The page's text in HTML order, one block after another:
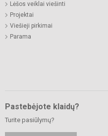
Lėšos veiklai viešinti
Projektai
Viešieji pirkimai
Parama
Pastebėjote klaidų?
Turite pasiūlymų?